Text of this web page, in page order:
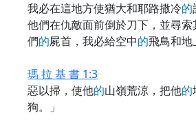
我必在這地方使猶大和耶路撒冷的
他們在仇敵面前倒於刀下，並尋索
們的屍首，我必給空中的飛鳥和地
瑪 拉 基 書 1:3
惡以掃，使他的山嶺荒涼，把他的
狗。」